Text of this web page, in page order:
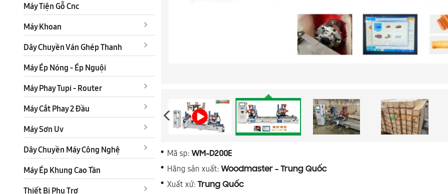
Máy Tiện Gỗ Cnc
Máy Khoan
Dây Chuyền Ván Ghép Thanh
Máy Ép Nóng - Ép Nguội
Máy Phay Tupi - Router
Máy Cắt Phay 2 Đầu
Máy Sơn Uv
Dây Chuyền Máy Công Nghệ
Máy Ép Khung Cao Tần
Thiết Bị Phụ Trợ
Mã sp: WM-D200E
Hãng sản xuất: Woodmaster - Trung Quốc
Xuất xứ: Trung Quốc